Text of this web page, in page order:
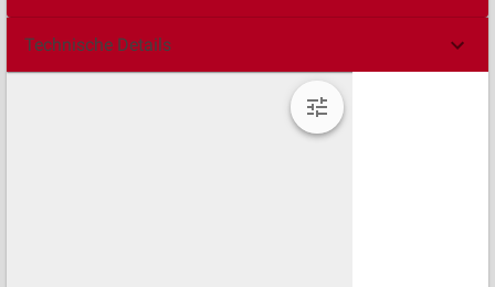
Technische Details